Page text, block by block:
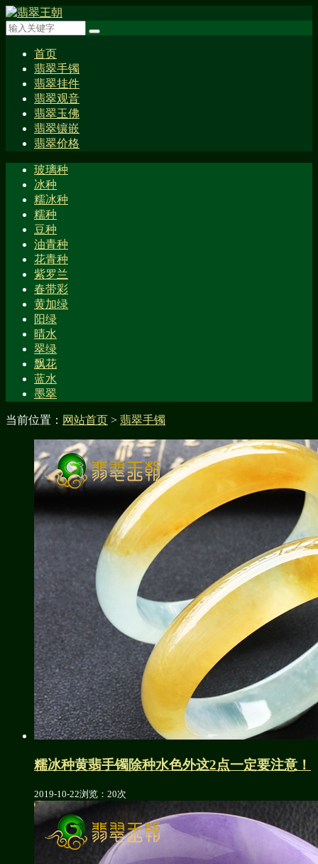
首页
翡翠手镯
翡翠挂件
翡翠观音
翡翠玉佛
翡翠镶嵌
翡翠价格
玻璃种
冰种
糯冰种
糯种
豆种
油青种
花青种
紫罗兰
春带彩
黄加绿
阳绿
晴水
翠绿
飘花
蓝水
墨翠
当前位置： 网站首页 > 翡翠手镯
糯冰种黄翡手镯除种水色外这2点一定要注意！
2019-10-22浏览：20次